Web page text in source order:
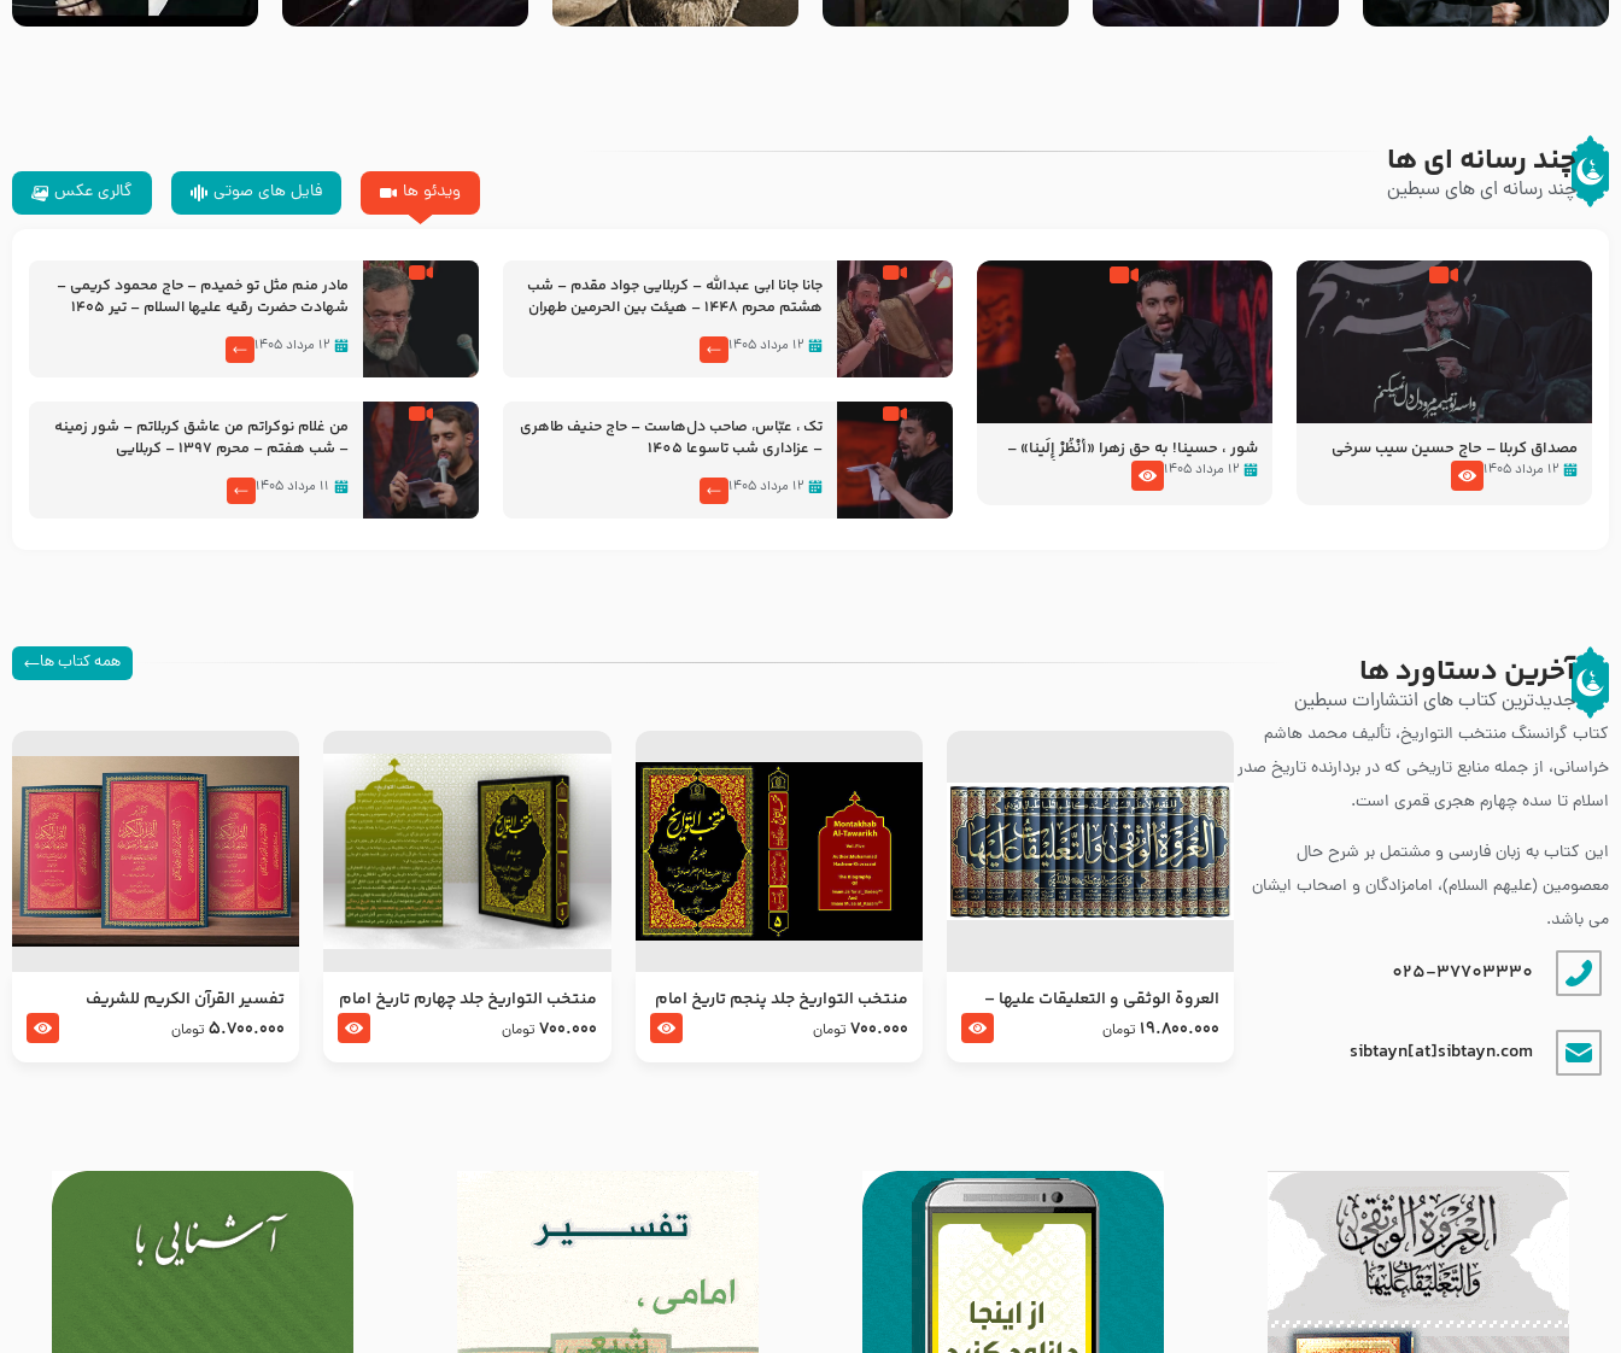
السلام) با این اشتیاق به زیارت
حسن مجتبی علیه السلام-حجت
به چه معناست – حجت الاسلام
اسارت اهل‌بیت علیهم‌السلام –
السلام خودش جوابش را دادند
طولانی است حجت السلام حسین
چند رسانه ای ها
چند رسانه ای های سبطین ویدئو ها فایل های صوتی گالری عکس
مصداق کربلا – حاج حسین سیب سرخی
۱۲ مرداد ۱۴۰۵
شور ، حسینا! به‌ حق زهرا «أُنْظُرْ إِلَینا» –
عزاداری شب هفتم ماه محرّم 1405
۱۲ مرداد ۱۴۰۵
جانا جانا ابی عبدالله – کربلایی جواد مقدم – شب
هشتم محرم 1448 – هیئت بین الحرمین طهران
۱۲ مرداد ۱۴۰۵
مادر منم مثل تو خمیدم – حاج محمود کریمی –
شهادت حضرت رقیه علیها السلام – تیر ۱۴۰۵
۱۲ مرداد ۱۴۰۵
تک ، عبّاس، صاحب دل‌هاست – حاج حنیف طاهری
– عزاداری شب تاسوعا 1405
۱۲ مرداد ۱۴۰۵
من غلام نوکراتم من عاشق کربلاتم – شور زمینه
– شب هفتم – محرم 1397 – کربلایی
۱۱ مرداد ۱۴۰۵
آخرین دستاورد ها
جدیدترین کتاب های انتشارات سبطین
همه کتاب ها
کتاب گرانسنگ منتخب التواريخ، تألیف محمد هاشم
خراسانی، از جمله منابع تاریخی که در بردارنده تاریخ صدر
اسلام تا سده چهارم هجری قمری است.
این کتاب به زبان فارسی و مشتمل بر شرح حال
معصومین (علیهم السلام)، امامزادگان و اصحاب ایشان
می باشد.
025-37703330
sibtayn[at]sibtayn.com
العروة الوثقى و التعليقات عليها –
طرح جدید
19.800.000 تومان
منتخب التواریخ جلد پنجم تاریخ امام
جعفر صادق و امام موسی بن جعفر
700.000 تومان
منتخب التواریخ جلد چهارم تاریخ امام
زین العابدین و امام محمد باقر
700.000 تومان
تفسير القرآن الكريم للشريف
المرتضي قدس سرّه
5.700.000 تومان